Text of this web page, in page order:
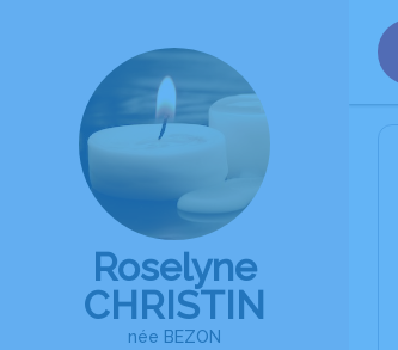
Roselyne
CHRISTIN
née BEZON